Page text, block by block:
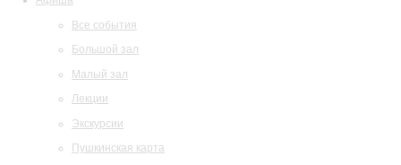
Все события
Большой зал
Малый зал
Лекции
Экскурсии
Пушкинская карта